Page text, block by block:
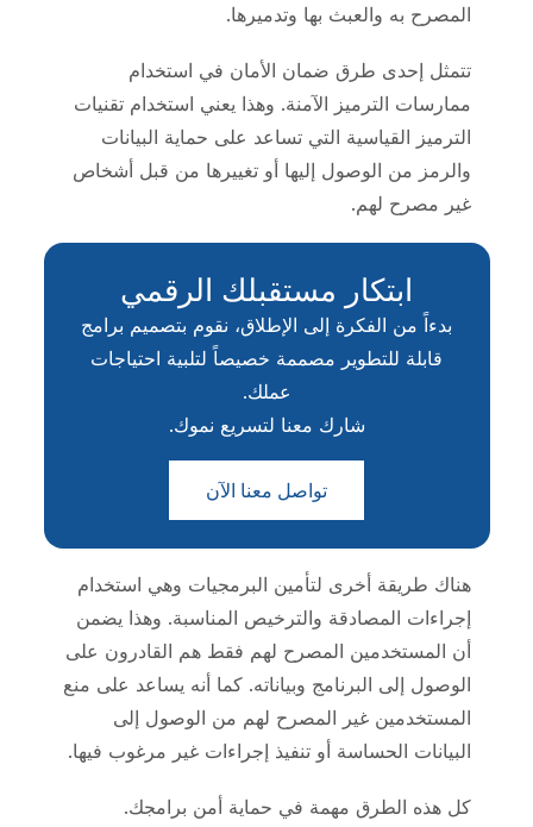
المصرح به والعبث بها وتدميرها.
تتمثل إحدى طرق ضمان الأمان في استخدام
ممارسات الترميز الآمنة. وهذا يعني استخدام تقنيات
الترميز القياسية التي تساعد على حماية البيانات
والرمز من الوصول إليها أو تغييرها من قبل أشخاص
غير مصرح لهم.
ابتكار مستقبلك الرقمي
بدءاً من الفكرة إلى الإطلاق، نقوم بتصميم برامج
قابلة للتطوير مصممة خصيصاً لتلبية احتياجات
عملك.
شارك معنا لتسريع نموك.
تواصل معنا الآن
هناك طريقة أخرى لتأمين البرمجيات وهي استخدام
إجراءات المصادقة والترخيص المناسبة. وهذا يضمن
أن المستخدمين المصرح لهم فقط هم القادرون على
الوصول إلى البرنامج وبياناته. كما أنه يساعد على منع
المستخدمين غير المصرح لهم من الوصول إلى
البيانات الحساسة أو تنفيذ إجراءات غير مرغوب فيها.
كل هذه الطرق مهمة في حماية أمن برامجك.